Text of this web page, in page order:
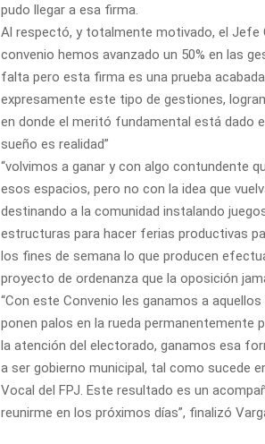
pudo llegar a esa firma.
Al respectó, y totalmente motivado, el
convenio hemos avanzado un 50% en las
falta pero esta firma es una prueba
expresamente este tipo de gestiones,
en donde el meritó fundamental está dado
sueño es realidad”
“volvimos a ganar y con algo contundente
esos espacios, pero no con la idea que
destinando a la comunidad instalando
estructuras para hacer ferias productivas
los fines de semana lo que producen
proyecto de ordenanza que la oposición
“Con este Convenio les ganamos a
ponen palos en la rueda permanentemente
la atención del electorado, ganamos esa
a ser gobierno municipal, tal como sucede
Vocal del FPJ. Este resultado es un
reunirme en los próximos días”, finalizó